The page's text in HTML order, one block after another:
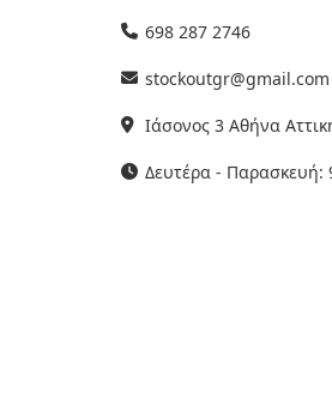
698 287 2746
stockoutgr@gmail.com
Ιάσονος 3 Αθήνα
Δευτέρα - Παρασκευή: